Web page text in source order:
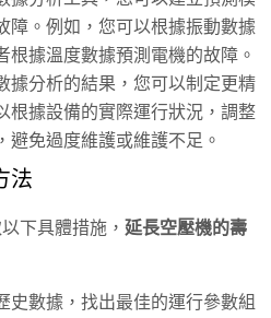
障。例如，您可以根據振動數據
根據溫度數據預測電機的故障。
據分析的結果，您可以制定更精
根據設備的實際運行狀況，調整
避免過度維護或維護不足。
法
下具體措施， 延長空壓機的壽
史數據，找出最佳的運行參數組